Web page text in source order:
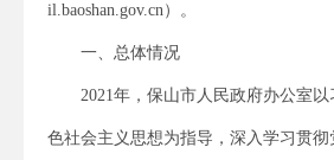
il.baoshan.gov.cn）。
一、总体情况
2021年，保山市人民政府办公室
色社会主义思想为指导，深入学习贯